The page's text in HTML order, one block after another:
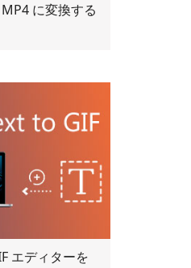
に変換する
エディターを